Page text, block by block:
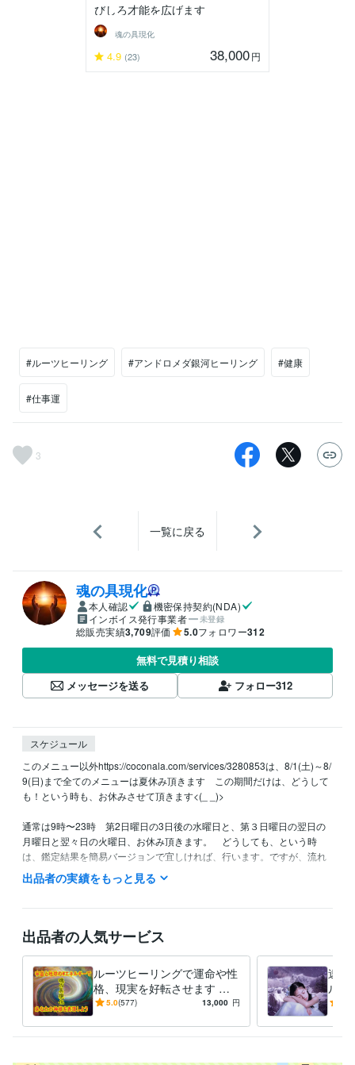
びしろ才能を広げます
魂の具現化
4.9 (23) 38,000円
#ルーツヒーリング #アンドロメダ銀河ヒーリング #健康
#仕事運
3
一覧に戻る
魂の具現化
本人確認
機密保持契約(NDA)
インボイス発行事業者
未登録
総販売実績3,709評価 5.0フォロワー312
無料で見積り相談
メッセージを送る
フォロー312
スケジュール
このメニュー以外https://coconala.com/services/3280853は、8/1(土)～8/
9(日)まで全てのメニューは夏休み頂きます　この期間だけは、どうして
も！という時も、お休みさせて頂きます<(_ _)>
通常は9時〜23時　第2日曜日の3日後の水曜日と、第３日曜日の翌日の
月曜日と翌々日の火曜日、お休み頂きます。　どうしても、という時
は、鑑定結果を簡易バージョンで宜しければ、行います。ですが、流れ
るエネルギーはいつもと同じですので、効果は一緒だと思います。何卒
宜しくお願い致します☆彡
経験職種
ライフスタイル・その他 / マッサージ師・セラピスト
年
資格・検定
認定レイキヒーラー 取得年 : 2008年
その他ツール
出品者の実績をもっと見る
出品者の人気サービス
ルーツヒーリングで運命や性
格、現実を好転させます 体
やメンタルを元気に！魂の具
5.0(577) 13,000 円
遠隔
ルギ
この